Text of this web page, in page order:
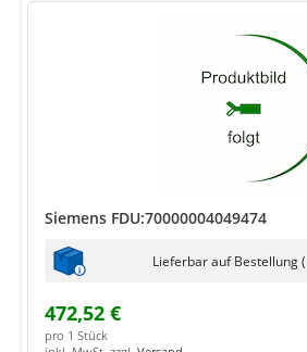
Siemens FDU:70000004049474
Lieferbar auf Bestellung
472,52 €
pro 1 Stück